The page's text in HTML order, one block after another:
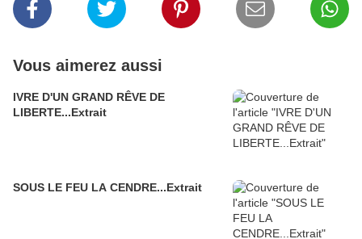
Vous aimerez aussi
IVRE D'UN GRAND RÊVE DE
LIBERTE...Extrait
SOUS LE FEU LA CENDRE...Extrait